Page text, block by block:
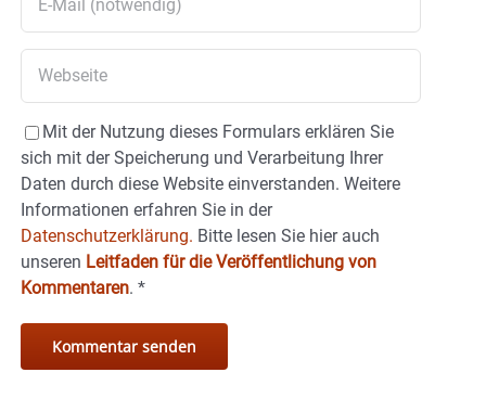
Mit der Nutzung dieses Formulars erklären Sie
sich mit der Speicherung und Verarbeitung Ihrer
Daten durch diese Website einverstanden. Weitere
Informationen erfahren Sie in der
Datenschutzerklärung. Bitte lesen Sie hier auch
unseren Leitfaden für die Veröffentlichung von
Kommentaren. *